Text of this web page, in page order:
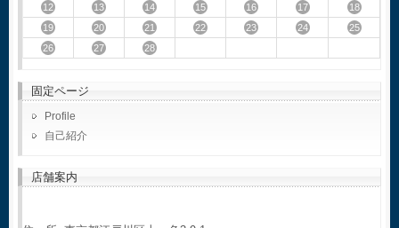
12
13 14 15 16 17
18
19
20 21 22 23 24
25
26
27 28
固定ページ
Profile
自己紹介
店舗案内